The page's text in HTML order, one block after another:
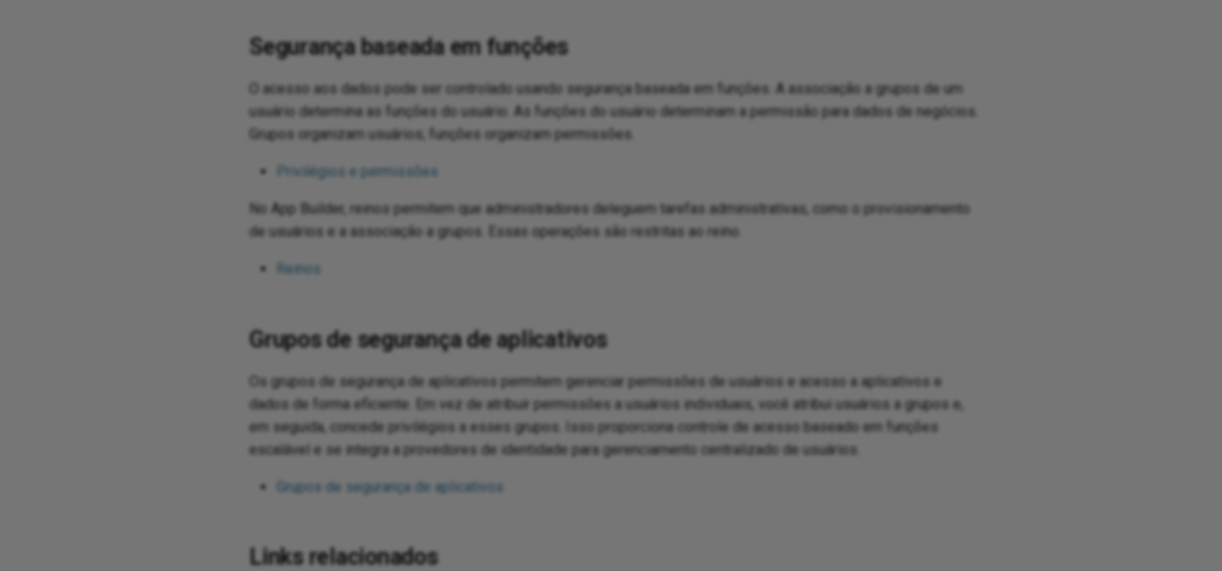
Segurança baseada em funções
O acesso aos dados pode ser controlado usando segurança baseada em funções. A associação a grupos de um
usuário determina as funções do usuário. As funções do usuário determinam a permissão para dados de negócios.
Grupos organizam usuários; funções organizam permissões.
Privilégios e permissões
No App Builder, reinos permitem que administradores deleguem tarefas administrativas, como o provisionamento
de usuários e a associação a grupos. Essas operações são restritas ao reino.
Reinos
Grupos de segurança de aplicativos
Os grupos de segurança de aplicativos permitem gerenciar permissões de usuários e acesso a aplicativos e
dados de forma eficiente. Em vez de atribuir permissões a usuários individuais, você atribui usuários a grupos e,
em seguida, concede privilégios a esses grupos. Isso proporciona controle de acesso baseado em funções
escalável e se integra a provedores de identidade para gerenciamento centralizado de usuários.
Grupos de segurança de aplicativos
Links relacionados